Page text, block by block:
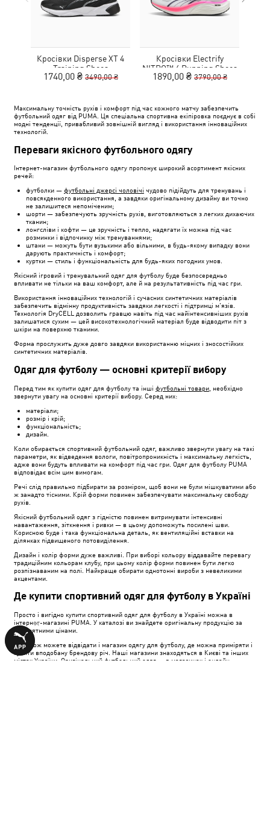
Кросівки Disperse XT 4
Training Shoes
1740,00 ₴ 3490,00 ₴
Кросівки Electrify
NITRO™ 4 Running Shoes
Youth
1890,00 ₴ 3790,00 ₴
Максимальну точність рухів і комфорт під час кожного матчу забезпечить
футбольний одяг від PUMA. Ця спеціальна спортивна екіпіровка поєднує в собі
модні тенденції, привабливий зовнішній вигляд і використання інноваційних
технологій.
Переваги якісного футбольного одягу
Інтернет-магазин футбольного одягу пропонує широкий асортимент якісних
речей:
футболки — футбольні джерсі чоловічі чудово підійдуть для тренувань і
повсякденного використання, а завдяки оригінальному дизайну ви точно
не залишитеся непоміченим;
шорти — забезпечують зручність рухів, виготовляються з легких дихаючих
тканин;
лонгсліви і кофти — це зручність і тепло, надягати їх можна під час
розминки і відпочинку між тренуваннями;
штани — можуть бути вузькими або вільними, в будь-якому випадку вони
дарують практичність і комфорт;
куртки — стиль і функціональність для будь-яких погодних умов.
Якісний ігровий і тренувальний одяг для футболу буде безпосередньо
впливати не тільки на ваш комфорт, але й на результативність під час гри.
Використання інноваційних технологій і сучасних синтетичних матеріалів
забезпечить відмінну продуктивність завдяки легкості і підтримці м'язів.
Технологія DryCELL дозволить гравцю навіть під час найінтенсивніших рухів
залишатися сухим — цей високотехнологічний матеріал буде відводити піт з
шкіри на поверхню тканини.
Форма прослужить дуже довго завдяки використанню міцних і зносостійких
синтетичних матеріалів.
Одяг для футболу — основні критерії вибору
Перед тим як купити одяг для футболу та інші футбольні товари , необхідно
звернути увагу на основні критерії вибору. Серед них:
матеріали;
розмір і крій;
функціональність;
дизайн.
Коли обирається спортивний футбольний одяг, важливо звернути увагу на такі
параметри, як відведення вологи, повітропроникність і максимальну легкість,
адже вони будуть впливати на комфорт під час гри. Одяг для футболу PUMA
відповідає всім цим вимогам.
Речі слід правильно підбирати за розміром, щоб вони не були мішкуватими або
ж занадто тісними. Крій форми повинен забезпечувати максимальну свободу
рухів.
Якісний футбольний одяг з гідністю повинен витримувати інтенсивні
навантаження, зіткнення і ривки — в цьому допоможуть посилені шви.
Корисною буде і така функціональна деталь, як вентиляційні вставки на
ділянках підвищеного потовиділення.
Дизайн і колір форми дуже важливі. При виборі кольору віддавайте перевагу
традиційним кольорам клубу, при цьому колір форми повинен бути легко
розпізнаваним на полі. Найкраще обирати однотонні вироби з невеликими
акцентами.
Де купити спортивний одяг для футболу в Україні
Просто і вигідно купити спортивний одяг для футболу в Україні можна в
інтернет-магазині PUMA. У каталозі ви знайдете оригінальну продукцію за
прийнятними цінами.
Ви також можете відвідати і магазин одягу для футболу, де можна приміряти і
купити вподобану брендову річ. Наші магазини знаходяться в Києві та інших
містах України. Оригінальний футбольний одяг — в магазинах і онлайн-